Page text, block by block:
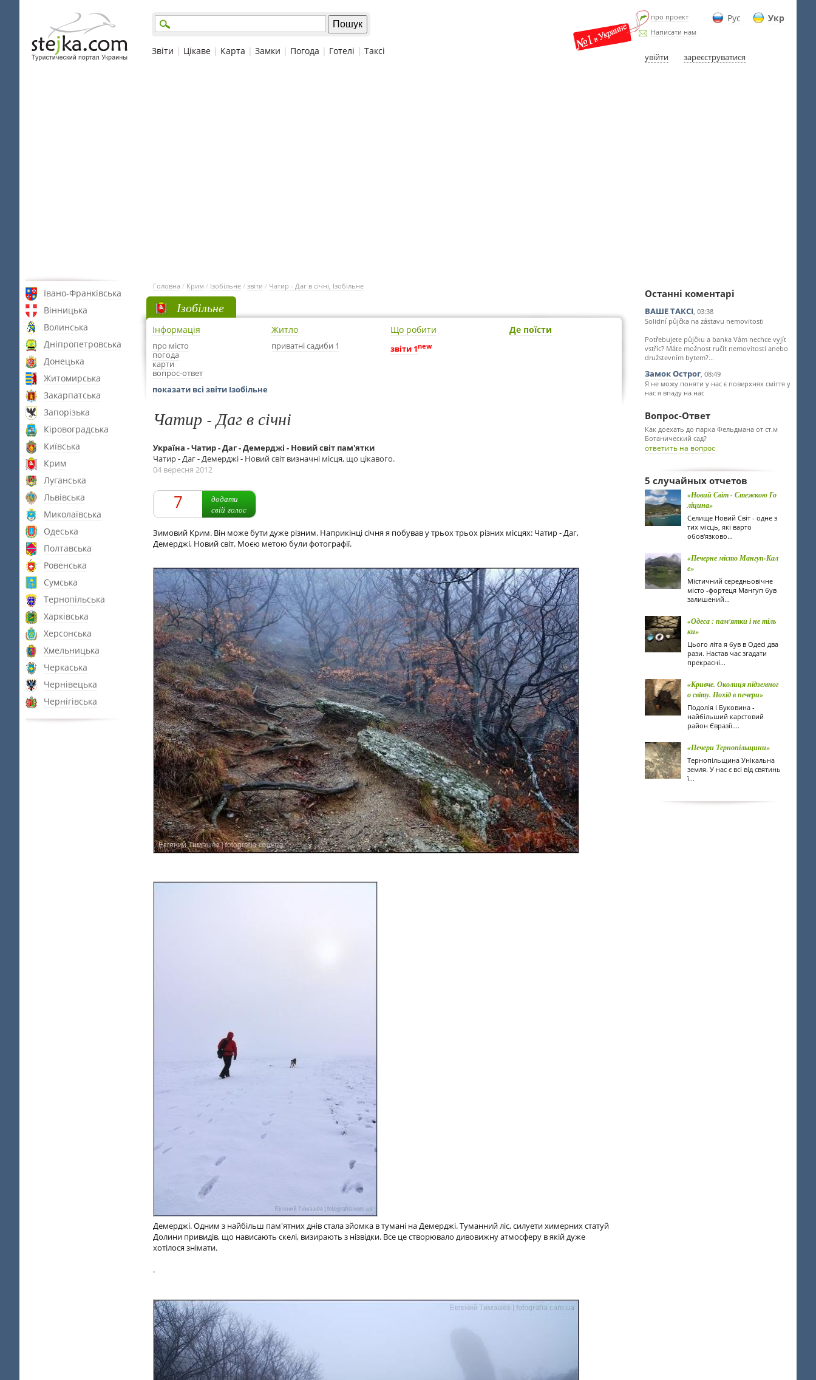
Рус Укр
про проект
Написати нам
увійти зареєструватися
Звіти | Цікаве | Карта | Замки | Погода | Готелі | Таксі
Івано-Франківська
Вінницька
Волинська
Дніпропетровська
Донецька
Житомирська
Закарпатська
Запорізька
Кіровоградська
Київська
Крим
Луганська
Львівська
Миколаївська
Одеська
Полтавська
Ровенська
Сумська
Тернопільська
Харківська
Херсонська
Хмельницька
Черкаська
Чернівецька
Чернігівська
Головна / Крим / Ізобільне / звіти / Чатир - Даг в січні, Ізобільне
Ізобільне
Інформація
про місто
погода
карти
вопрос-ответ
Житло
приватні садиби 1
Що робити
звіти 1new
Де поїсти
показати всі звіти Ізобільне
Чатир - Даг в січні
Україна - Чатир - Даг - Демерджі - Новий світ пам'ятки
Чатир - Даг - Демерджі - Новий світ визначні місця, що цікавого.
04 вересня 2012
7
додати
свій голос
Зимовий Крим. Він може бути дуже різним. Наприкінці січня я побував у трьох трьох різних місцях: Чатир - Даг,
Демерджі, Новий світ. Моєю метою були фотографії.
Демерджі. Одним з найбільш пам'ятних днів стала зйомка в тумані на Демерджі. Туманний ліс, силуети химерних статуй
Долини привидів, що нависають скелі, визирають з нізвідки. Все це створювало дивовижну атмосферу в якій дуже
хотілося знімати.
.
Останні коментарі
ВАШЕ ТАКСІ, 03:38
Solidní půjčka na zástavu nemovitosti
Potřebujete půjčku a banka Vám nechce vyjít
vstříc? Máte možnost ručit nemovitosti anebo
družstevním bytem?...
Замок Острог, 08:49
Я не можу поняти у нас є поверхнях сміття у
нас я впаду на нас
Вопрос-Ответ
Как доехать до парка Фельдмана от ст.м
Ботанический сад?
ответить на вопрос
5 случайных отчетов
«Новий Світ - Стежкою Го
ліцина»
Селище Новий Світ - одне з
тих місць, які варто
обов'язково...
«Печерне місто Мангуп-Кал
е»
Містичний середньовічне
місто -фортеця Мангуп був
залишений...
«Одеса : пам'ятки і не тіль
ки»
Цього літа я був в Одесі два
рази. Настав час згадати
прекрасні...
«Кривче. Околиця підземног
о світу. Похід в печери»
Подолія і Буковина -
найбільший карстовий
район Євразії....
«Печери Тернопільщини»
Тернопільщина Унікальна
земля. У нас є всі від святинь
ї...